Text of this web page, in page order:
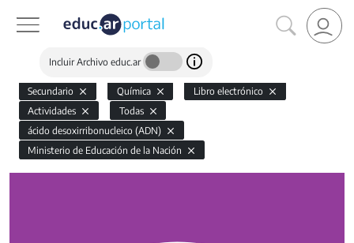
Incluir Archivo educ.ar
Secundario Química
Libro electrónico
Actividades
Todas
ácido desoxirribonucleico (ADN)
Ministerio de Educación de la Nación